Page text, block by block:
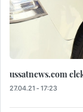
ussatnews.com
27.04.21 - 17:23